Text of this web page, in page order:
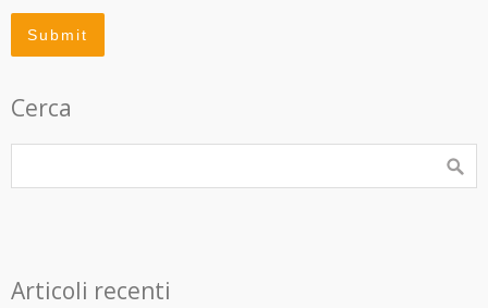
Cerca
Articoli recenti